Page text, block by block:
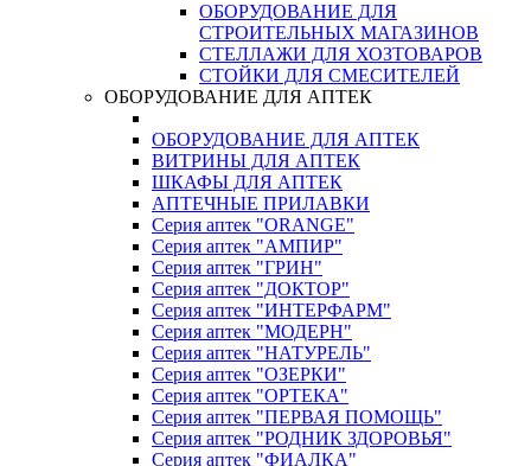
ОБОРУДОВАНИЕ ДЛЯ
СТРОИТЕЛЬНЫХ МАГАЗИНОВ
СТЕЛЛАЖИ ДЛЯ ХОЗТОВАРОВ
СТОЙКИ ДЛЯ СМЕСИТЕЛЕЙ
ОБОРУДОВАНИЕ ДЛЯ АПТЕК
ОБОРУДОВАНИЕ ДЛЯ АПТЕК
ВИТРИНЫ ДЛЯ АПТЕК
ШКАФЫ ДЛЯ АПТЕК
АПТЕЧНЫЕ ПРИЛАВКИ
Серия аптек "ORANGE"
Серия аптек "АМПИР"
Серия аптек "ГРИН"
Серия аптек "ДОКТОР"
Серия аптек "ИНТЕРФАРМ"
Серия аптек "МОДЕРН"
Серия аптек "НАТУРЕЛЬ"
Серия аптек "ОЗЕРКИ"
Серия аптек "ОРТЕКА"
Серия аптек "ПЕРВАЯ ПОМОЩЬ"
Серия аптек "РОДНИК ЗДОРОВЬЯ"
Серия аптек "ФИАЛКА"